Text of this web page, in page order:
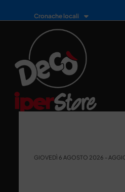
Cronache locali
GIOVEDÌ 6 AGOSTO 2026 -